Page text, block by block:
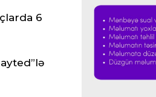
6
Dünya
"Prezident
istifadə edib"